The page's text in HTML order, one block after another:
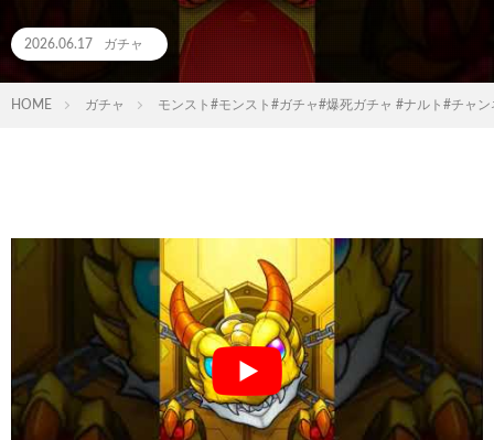
2026.06.17 ガチャ
HOME ガチャ モンスト#モンスト#ガチャ#爆死ガチャ #ナルト#チャ